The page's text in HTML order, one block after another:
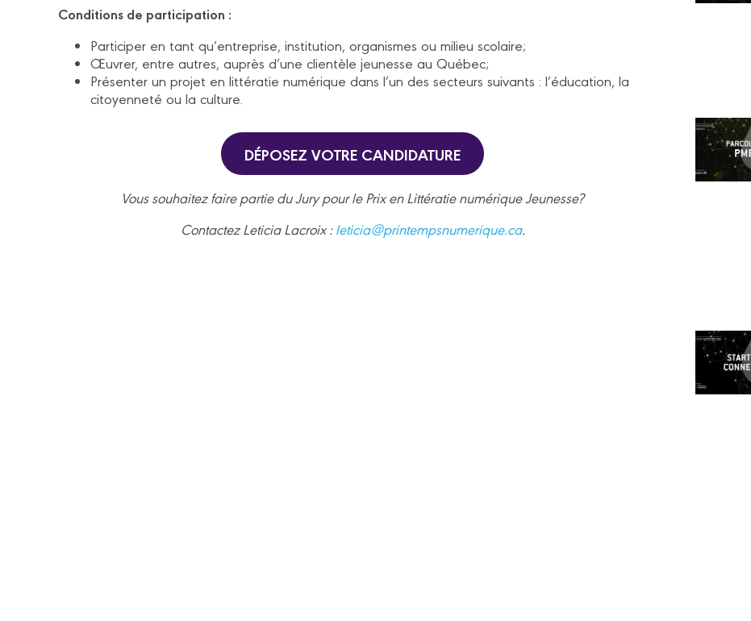
Conditions de participation :
Participer en tant qu’entreprise, institution, organismes ou milieu scolaire;
Œuvrer, entre autres, auprès d’une clientèle jeunesse au Québec;
Présenter un projet en littératie numérique dans l’un des secteurs suivants : l’éducation, la
citoyenneté ou la culture.
DÉPOSEZ VOTRE CANDIDATURE
Vous souhaitez faire partie du Jury pour le Prix en Littératie numérique Jeunesse?
Contactez Leticia Lacroix :leticia@printempsnumerique.ca.